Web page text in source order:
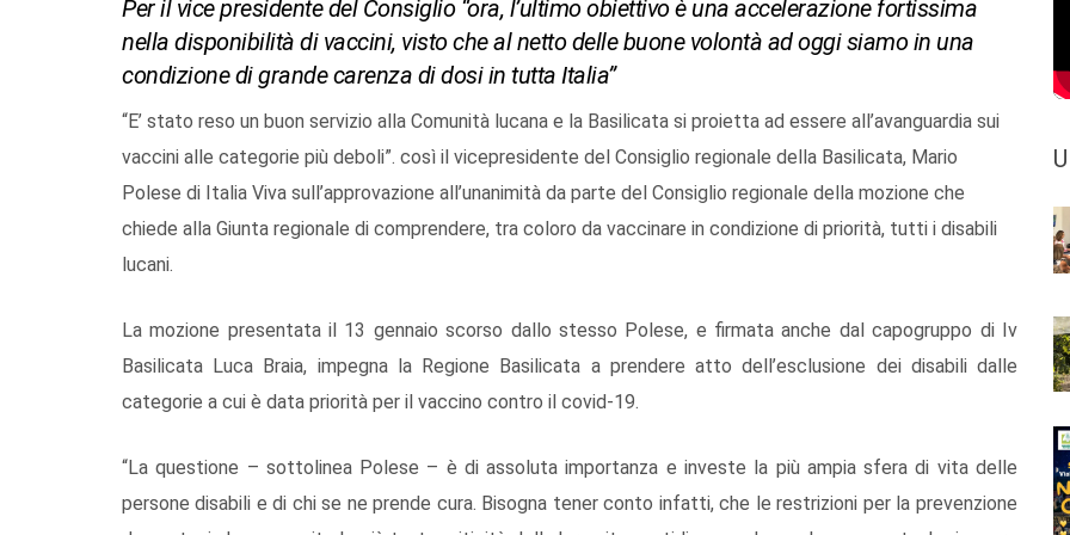
Per il vice presidente del Consiglio “ora, l’ultimo obiettivo è una accelerazione fortissima
nella disponibilità di vaccini, visto che al netto delle buone volontà ad oggi siamo in una
condizione di grande carenza di dosi in tutta Italia”
“E’ stato reso un buon servizio alla Comunità lucana e la Basilicata si proietta ad essere all’avanguardia sui
vaccini alle categorie più deboli”. così il vicepresidente del Consiglio regionale della Basilicata, Mario
Polese di Italia Viva sull’approvazione all’unanimità da parte del Consiglio regionale della mozione che
chiede alla Giunta regionale di comprendere, tra coloro da vaccinare in condizione di priorità, tutti i disabili
lucani.
La mozione presentata il 13 gennaio scorso dallo stesso Polese, e firmata anche dal capogruppo di Iv
Basilicata Luca Braia, impegna la Regione Basilicata a prendere atto dell’esclusione dei disabili dalle
categorie a cui è data priorità per il vaccino contro il covid-19.
“La questione – sottolinea Polese – è di assoluta importanza e investe la più ampia sfera di vita delle
persone disabili e di chi se ne prende cura. Bisogna tener conto infatti, che le restrizioni per la prevenzione